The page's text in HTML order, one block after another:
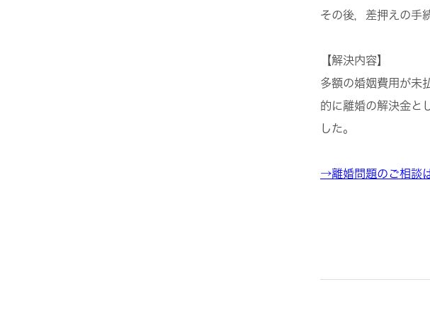
その後，差押えの手
【解決内容】
多額の婚姻費用が未
的に離婚の解決金と
した。
→離婚問題のご相談